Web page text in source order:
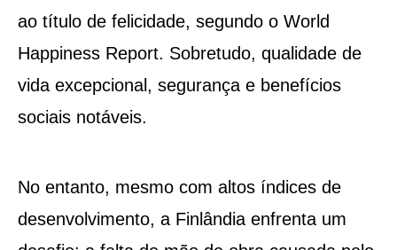
ao título de felicidade, segundo o World
Happiness Report. Sobretudo, qualidade de
vida excepcional, segurança e benefícios
sociais notáveis.
No entanto, mesmo com altos índices de
desenvolvimento, a Finlândia enfrenta um